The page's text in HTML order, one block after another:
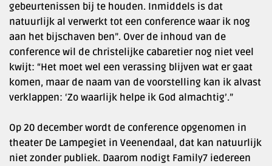
gebeurtenissen bij te houden. Inmiddels is dat
natuurlijk al verwerkt tot een conference waar ik nog
aan het bijschaven ben”. Over de inhoud van de
conference wil de christelijke cabaretier nog niet veel
kwijt: “Het moet wel een verassing blijven wat er gaat
komen, maar de naam van de voorstelling kan ik alvast
verklappen: ‘Zo waarlijk helpe ik God almachtig’.”
Op 20 december wordt de conference opgenomen in
theater De Lampegiet in Veenendaal, dat kan natuurlijk
niet zonder publiek. Daarom nodigt Family7 iedereen